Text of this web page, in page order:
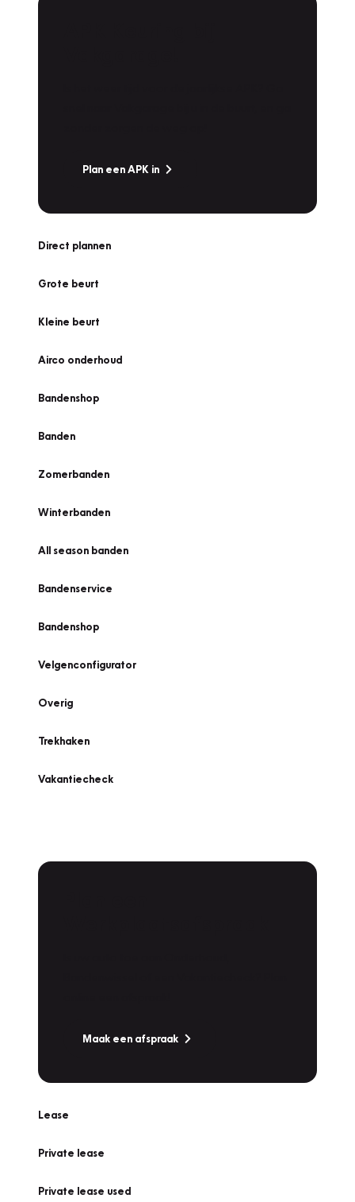
Plan een APK in
Direct plannen
Grote beurt
Kleine beurt
Airco onderhoud
Bandenshop
Banden
Zomerbanden
Winterbanden
All season banden
Bandenservice
Bandenshop
Velgenconfigurator
Overig
Trekhaken
Vakantiecheck
Maak een afspraak
Lease
Private lease
Private lease used